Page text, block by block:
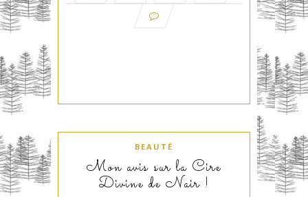
BEAUTÉ
Mon avis sur la Cire
Divine de Nair !